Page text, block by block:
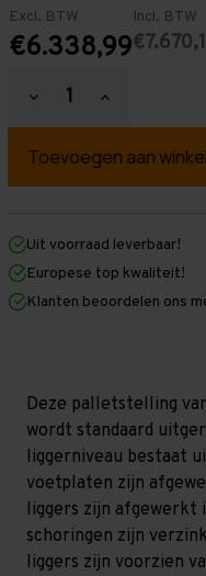
Excl. BTW
€6.338,99
Incl. BTW
Hoeveelheid
verlagen
Palletstelling
mm
mm
x
1.100
mm
Standaard
-
T100
Hoeveelheid
verhogen
Palletstelling
mm
mm
1.100
mm
Standaard
-
T100
Uit voorraad leverbaar!
Europese top kwaliteit!
Klanten beoordelen ons
Deze palletstelling
wordt standaard
liggerniveau bestaat
voetplaten zijn
liggers zijn afgewerkt
schoringen zijn
liggers zijn voorzien